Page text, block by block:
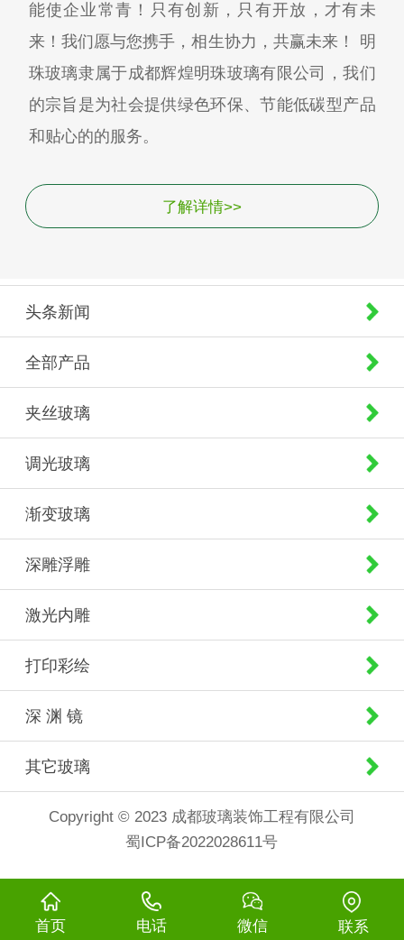
能使企业常青！只有创新，只有开放，才有未
来！我们愿与您携手，相生协力，共赢未来！ 明
珠玻璃隶属于成都辉煌明珠玻璃有限公司，我们
的宗旨是为社会提供绿色环保、节能低碳型产品
和贴心的的服务。
了解详情>>
头条新闻
全部产品
夹丝玻璃
调光玻璃
渐变玻璃
深雕浮雕
激光内雕
打印彩绘
深 渊 镜
其它玻璃
Copyright © 2023 成都玻璃装饰工程有限公司
蜀ICP备2022028611号
首页 电话 微信 联系